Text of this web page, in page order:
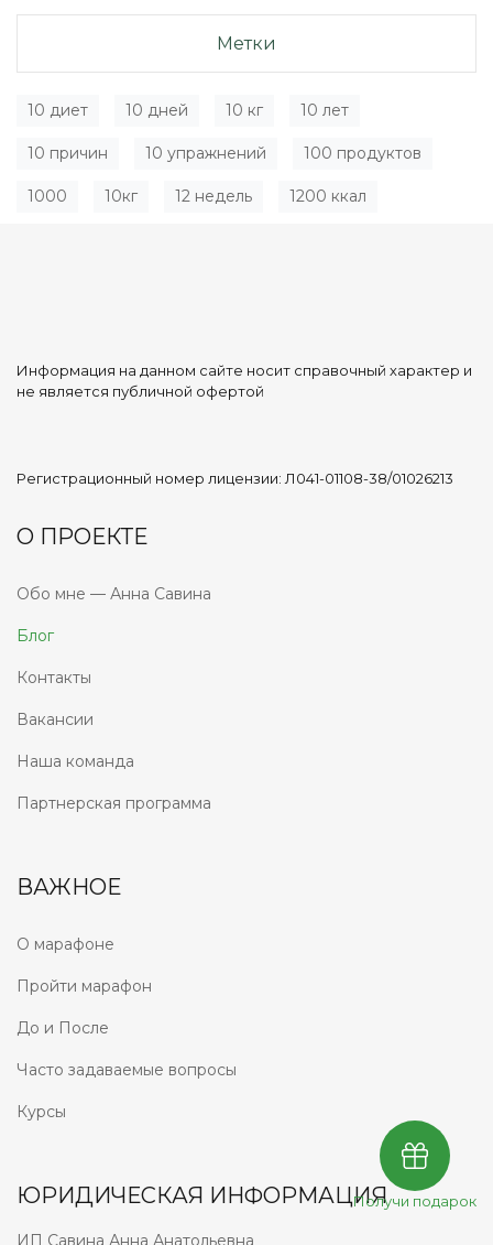
Метки
10 диет 10 дней 10 кг 10 лет
10 причин 10 упражнений 100 продуктов
1000 10кг 12 недель 1200 ккал
Получи подарок
Информация на данном сайте носит справочный характер и
не является публичной офертой
Регистрационный номер лицензии: Л041-01108-38/01026213
О ПРОЕКТЕ
Обо мне — Анна Савина
Блог
Контакты
Вакансии
Наша команда
Партнерская программа
ВАЖНОЕ
О марафоне
Пройти марафон
До и После
Часто задаваемые вопросы
Курсы
ЮРИДИЧЕСКАЯ ИНФОРМАЦИЯ
ИП Савина Анна Анатольевна